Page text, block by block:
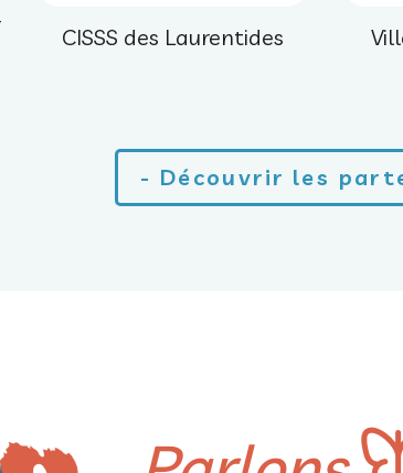
CISSS des Laurentides
- Découvrir les